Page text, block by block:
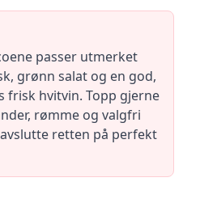
passer utmerket
grønn salat og en god,
frisk hvitvin. Topp gjerne
rømme og valgfri
retten på perfekt